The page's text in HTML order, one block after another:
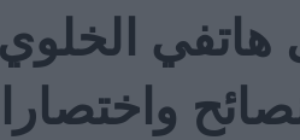
الخلوي